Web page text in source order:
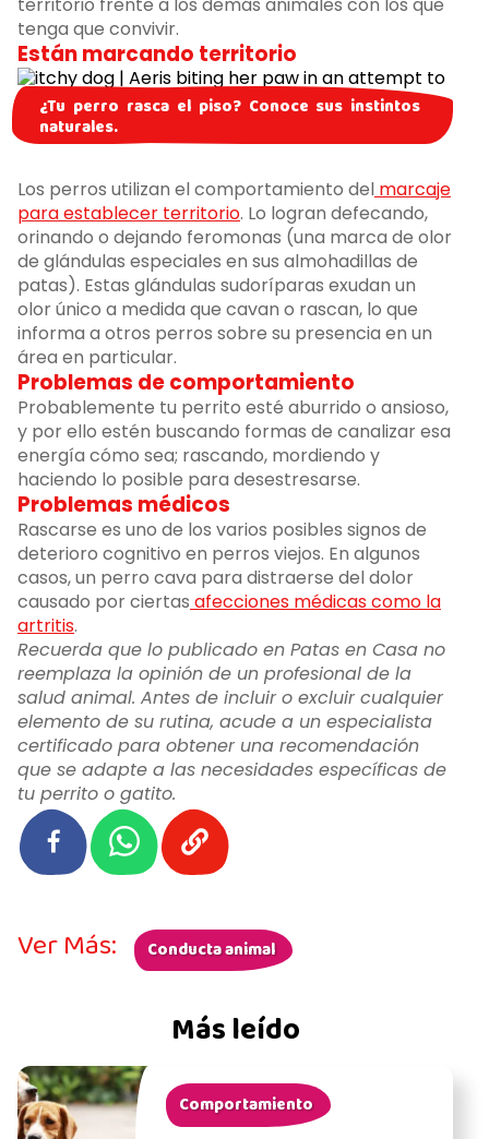
tenga que convivir.
Están marcando territorio
¿Tu perro rasca el piso? Conoce sus instintos
naturales.
Los perros utilizan el comportamiento del marcaje
para establecer territorio. Lo logran defecando,
orinando o dejando feromonas (una marca de olor
de glándulas especiales en sus almohadillas de
patas). Estas glándulas sudoríparas exudan un
olor único a medida que cavan o rascan, lo que
informa a otros perros sobre su presencia en un
área en particular.
Problemas de comportamiento
Probablemente tu perrito esté aburrido o ansioso,
y por ello estén buscando formas de canalizar esa
energía cómo sea; rascando, mordiendo y
haciendo lo posible para desestresarse.
Problemas médicos
Rascarse es uno de los varios posibles signos de
deterioro cognitivo en perros viejos. En algunos
casos, un perro cava para distraerse del dolor
causado por ciertas afecciones médicas como la
artritis.
Recuerda que lo publicado en Patas en Casa no
reemplaza la opinión de un profesional de la
salud animal. Antes de incluir o excluir cualquier
elemento de su rutina, acude a un especialista
certificado para obtener una recomendación
que se adapte a las necesidades específicas de
tu perrito o gatito.
Más leído
Comportamiento
Ver Más: Conducta animal